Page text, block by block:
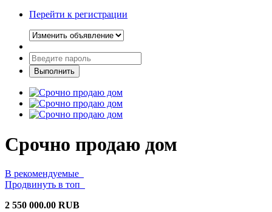
Перейти к регистрации
Срочно продаю дом
В рекомендуемые
Продвинуть в топ
2 550 000.00 RUB